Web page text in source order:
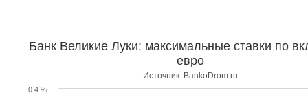
Банк Великие Луки: максимальные ставки по
евро
Источник: BankoDrom.ru
0.4 %